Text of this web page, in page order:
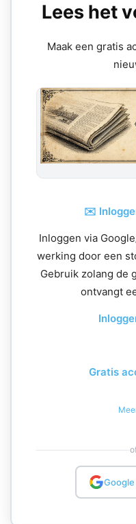
Lees het
Maak een gratis
✉️
Inloggen via
werking door een
Gebruik zolang de
ontvangt
Gratis
Google